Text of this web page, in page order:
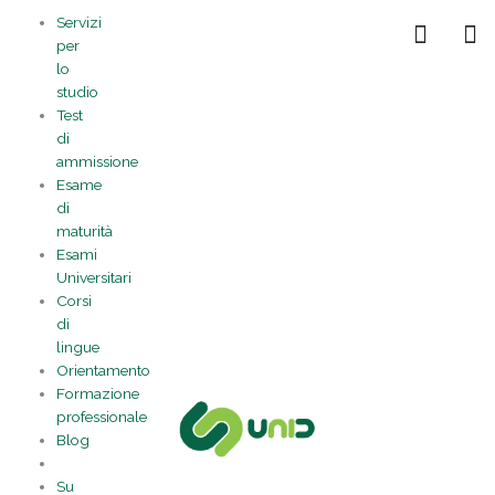
contenuto
Servizi
per
lo
studio
Test
di
ammissione
Esame
di
maturità
Esami
Universitari
Corsi
di
lingue
Orientamento
Formazione
professionale
Blog
Su